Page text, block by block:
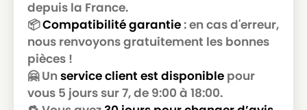
GOLDSTAR
LG-
GOLDSTAR
LG-GOLDSTAR T 2990
LG-
GOLDSTAR
LG-GOLDSTAR T 3800
depuis la France.
📦Compatibilité garantie: en cas d'erreur,
nous renvoyons gratuitement les bonnes
pièces !
🤗 Un service client est disponible pour
vous 5 jours sur 7, de 9:00 à 18:00.